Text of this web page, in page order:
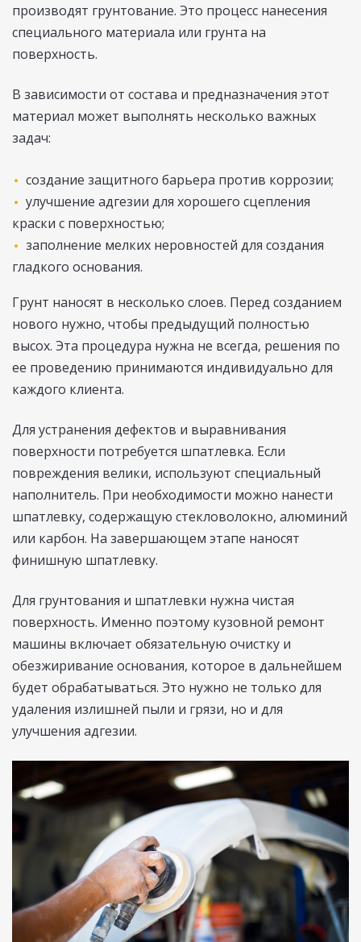
производят грунтование. Это процесс нанесения
специального материала или грунта на
поверхность.
В зависимости от состава и предназначения этот
материал может выполнять несколько важных
задач:
создание защитного барьера против коррозии;
улучшение адгезии для хорошего сцепления
краски с поверхностью;
заполнение мелких неровностей для создания
гладкого основания.
Грунт наносят в несколько слоев. Перед созданием
нового нужно, чтобы предыдущий полностью
высох. Эта процедура нужна не всегда, решения по
ее проведению принимаются индивидуально для
каждого клиента.
Для устранения дефектов и выравнивания
поверхности потребуется шпатлевка. Если
повреждения велики, используют специальный
наполнитель. При необходимости можно нанести
шпатлевку, содержащую стекловолокно, алюминий
или карбон. На завершающем этапе наносят
финишную шпатлевку.
Для грунтования и шпатлевки нужна чистая
поверхность. Именно поэтому кузовной ремонт
машины включает обязательную очистку и
обезжиривание основания, которое в дальнейшем
будет обрабатываться. Это нужно не только для
удаления излишней пыли и грязи, но и для
улучшения адгезии.